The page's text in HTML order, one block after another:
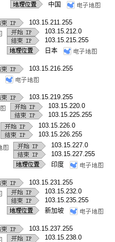
中国
103.15.211.255
103.15.212.0
103.15.215.255
日本
103.15.216.255
103.15.219.255
103.15.220.0
103.15.225.255
103.15.226.0
103.15.226.255
103.15.227.0
103.15.227.255
印度
103.15.231.255
103.15.232.0
103.15.235.255
新加坡
103.15.237.255
103.15.238.0